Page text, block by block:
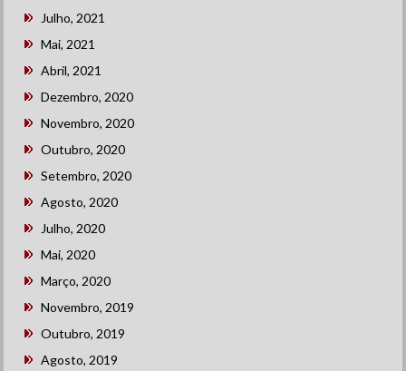
Julho, 2021
Mai, 2021
Abril, 2021
Dezembro, 2020
Novembro, 2020
Outubro, 2020
Setembro, 2020
Agosto, 2020
Julho, 2020
Mai, 2020
Março, 2020
Novembro, 2019
Outubro, 2019
Agosto, 2019